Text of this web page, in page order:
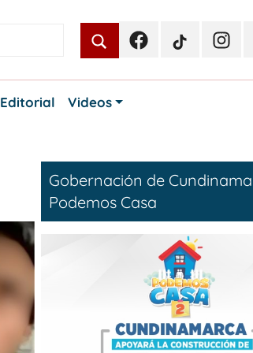
FacebookTikTok
Editorial Videos
Gobernación de
Podemos Casa